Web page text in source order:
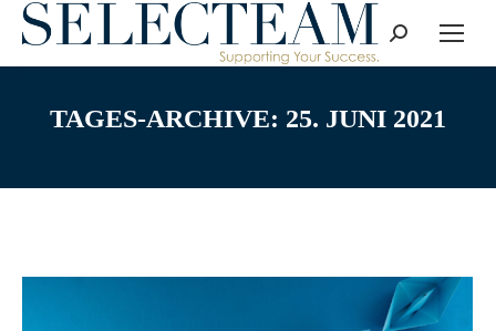
Search:
TAGES-ARCHIVE: 25. JUNI 2021